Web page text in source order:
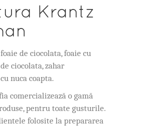
Krantz
de ciocolata, foaie cu
ciocolata, zahar
nuca coapta.
comercializează o gamă
pentru toate gusturile.
folosite la prepararea